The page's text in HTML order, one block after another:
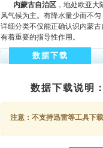
内蒙古自治区 ，地处欧亚
风气候为主。有降水量少而不
详细分类不仅能正确认识内蒙
有着重要的指导性作用。
数据下载
数据下载说明
注意：不支持迅雷等工具下